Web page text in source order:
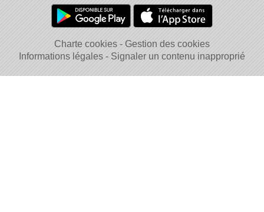
Charte cookies
Gestion des cookies
Informations légales
Signaler un contenu inapproprié